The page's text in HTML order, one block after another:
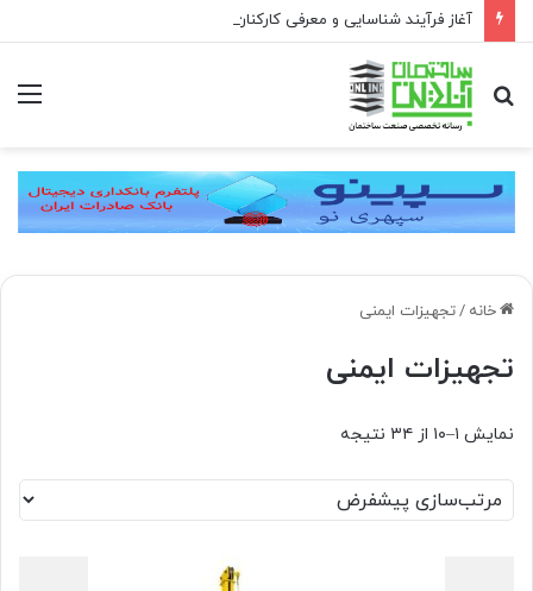
جستجو
برای
خانه /تجهیزات ایمنی
تجهیزات ایمنی
نمایش ۱–۱۰ از ۳۴ نتیجه